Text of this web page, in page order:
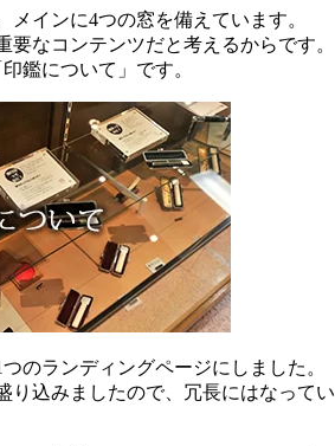
メインに4つの窓を備えています。
要なコンテンツだと考えるからです。
鑑について」です。
のランディングページにしました。
り込みましたので、冗長にはなってい